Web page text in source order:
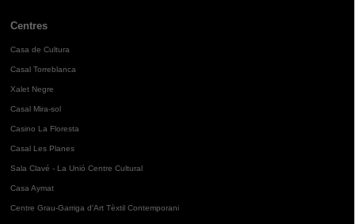
Centres
Casa de Cultura
Casal Torreblanca
Xalet Negre
Casal Mira-sol
Casino La Floresta
Casal Les Planes
Sala Clavé - La Unió Centre Cultural
Casa Aymat
Centre Grau-Garriga d'Art Tèxtil Contemporani